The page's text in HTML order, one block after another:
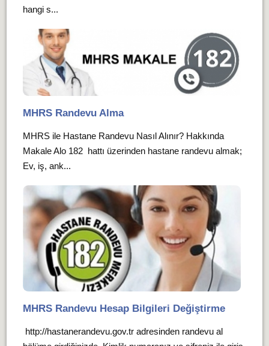
hangi s...
MHRS Randevu Alma
MHRS ile Hastane Randevu Nasıl Alınır? Hakkında
Makale Alo 182 hattı üzerinden hastane randevu almak;
Ev, iş, ank...
MHRS Randevu Hesap Bilgileri Değiştirme
http://hastanerandevu.gov.tr adresinden randevu al